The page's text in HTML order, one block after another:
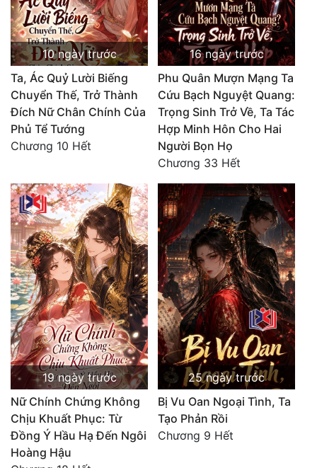
10 ngày trước
Ta, Ác Quỷ Lười Biếng
Chuyển Thế, Trở Thành
Đích Nữ Chân Chính Của
Phủ Tể Tướng
Chương 10 Hết
16 ngày trước
Phu Quân Mượn Mạng Ta
Cứu Bạch Nguyệt Quang:
Trọng Sinh Trở Về, Ta Tác
Hợp Minh Hôn Cho Hai
Người Bọn Họ
Chương 33 Hết
19 ngày trước
Nữ Chính Chứng Không
Chịu Khuất Phục: Từ
Đồng Ý Hầu Hạ Đến Ngôi
Hoàng Hậu
25 ngày trước
Bị Vu Oan Ngoại Tình, Ta
Tạo Phản Rồi
Chương 9 Hết